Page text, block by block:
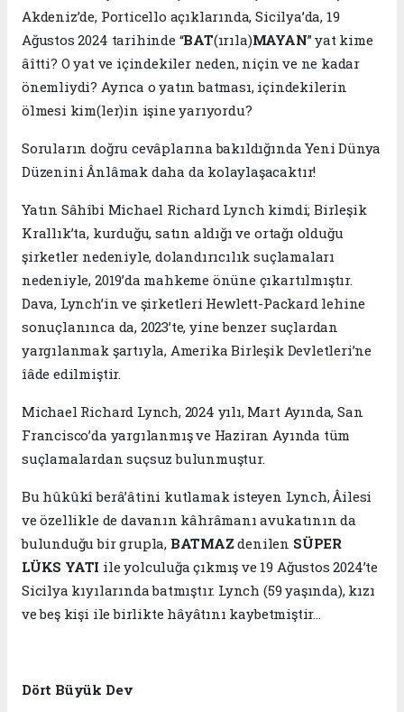
Akdeniz’de, Porticello açıklarında, Sicilya’da, 19
Ağustos 2024 tarihinde “BAT(ırıla)MAYAN” yat kime
âîtti? O yat ve içindekiler neden, niçin ve ne kadar
önemliydi? Ayrıca o yatın batması, içindekilerin
ölmesi kim(ler)in işine yarıyordu?
Soruların doğru cevâplarına bakıldığında Yeni Dünya
Düzenini Ânlâmak daha da kolaylaşacaktır!
Yatın Sâhîbi Michael Richard Lynch kimdi; Birleşik
Krallık’ta, kurduğu, satın aldığı ve ortağı olduğu
şirketler nedeniyle, dolandırıcılık suçlamaları
nedeniyle, 2019’da mahkeme önüne çıkartılmıştır.
Dava, Lynch’in ve şirketleri Hewlett-Packard lehine
sonuçlanınca da, 2023’te, yine benzer suçlardan
yargılanmak şartıyla, Amerika Birleşik Devletleri’ne
îâde edilmiştir.
Michael Richard Lynch, 2024 yılı, Mart Ayında, San
Francisco’da yargılanmış ve Haziran Ayında tüm
suçlamalardan suçsuz bulunmuştur.
Bu hûkûkî berâ’âtini kutlamak isteyen Lynch, Âilesi
ve özellikle de davanın kâhrâmanı avukatının da
bulunduğu bir grupla, BATMAZ denilen SÜPER
LÜKS YATI ile yolculuğa çıkmış ve 19 Ağustos 2024’te
Sicilya kıyılarında batmıştır. Lynch (59 yaşında), kızı
ve beş kişi ile birlikte hâyâtını kaybetmiştir...
Dört Büyük Dev